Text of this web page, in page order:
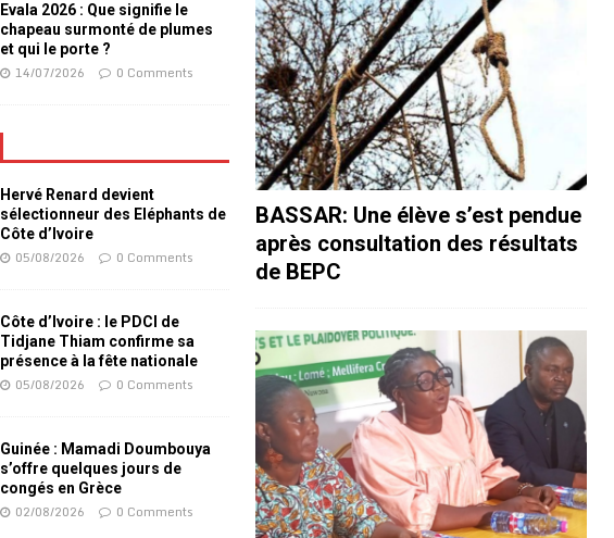
Evala 2026 : Que signifie le
chapeau surmonté de plumes
et qui le porte ?
14/07/2026 0 Comments
Hervé Renard devient
sélectionneur des Eléphants de
Côte d’Ivoire
05/08/2026 0 Comments
Côte d’Ivoire : le PDCI de
Tidjane Thiam confirme sa
présence à la fête nationale
05/08/2026 0 Comments
Guinée : Mamadi Doumbouya
s’offre quelques jours de
congés en Grèce
02/08/2026 0 Comments
BASSAR: Une élève s’est pendue
après consultation des résultats
de BEPC